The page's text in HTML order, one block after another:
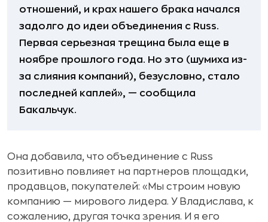
отношений, и крах нашего брака начался
задолго до идеи объединения с Russ.
Первая серьезная трещина была еще в
ноябре прошлого года. Но это (шумиха из-
за слияния компаний), безусловно, стало
последней каплей», — сообщила
Бакальчук.
Она добавила, что объединение с Russ
позитивно повлияет на партнеров площадки,
продавцов, покупателей: «Мы строим новую
компанию — мирового лидера. У Владислава, к
сожалению, другая точка зрения. И я его